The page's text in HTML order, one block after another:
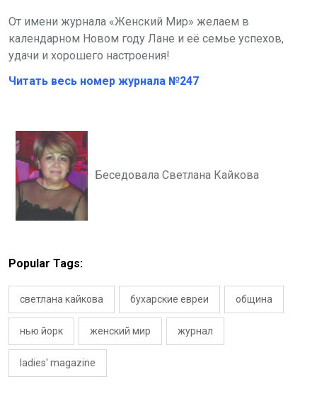
От имени журнала «Женский Мир» желаем в
календарном Новом году Лане и её семье успехов,
удачи и хорошего настроения!
Читать весь номер журнала №247
Беседовала Светлана Кайкова
Popular Tags:
светлана кайкова бухарские евреи община
нью йорк женский мир журнал
ladies' magazine